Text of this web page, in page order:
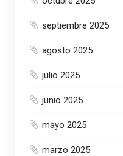
septiembre 2025
agosto 2025
julio 2025
junio 2025
mayo 2025
marzo 2025